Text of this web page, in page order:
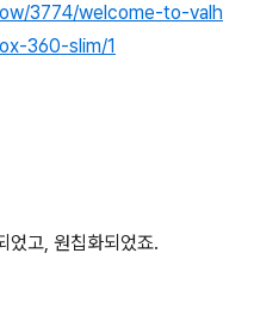
3774/welcome-to-valh
360-slim/1
고, 원칩화되었죠.